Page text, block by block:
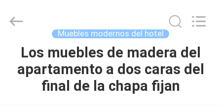
HOGAR
PRODUCTOS
Furniture
Muebles modernos del hotel
Los muebles de madera del
apartamento a dos caras del
final de la chapa fijan